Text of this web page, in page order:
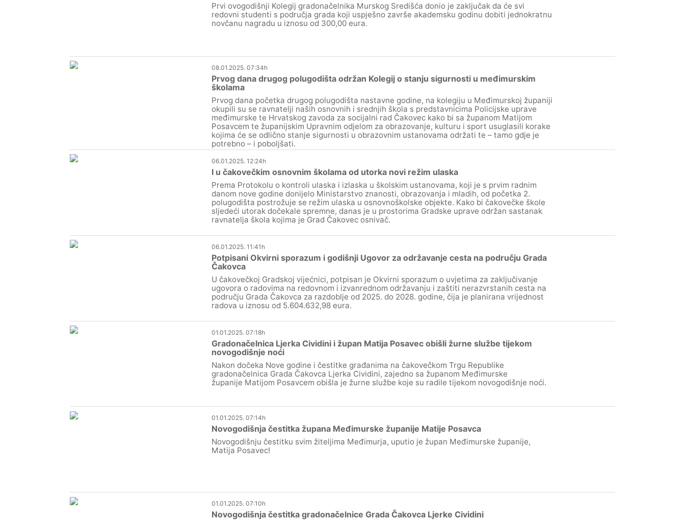
Prvi ovogodišnji Kolegij gradonačelnika Murskog Središća donio je zaključak da će svi
redovni studenti s područja grada koji uspješno završe akademsku godinu dobiti jednokratnu
novčanu nagradu u iznosu od 300,00 eura.
08.01.2025. 07:34h
Prvog dana drugog polugodišta održan Kolegij o stanju sigurnosti u međimurskim
školama
Prvog dana početka drugog polugodišta nastavne godine, na kolegiju u Međimurskoj županiji
okupili su se ravnatelji naših osnovnih i srednjih škola s predstavnicima Policijske uprave
međimurske te Hrvatskog zavoda za socijalni rad Čakovec kako bi sa županom Matijom
Posavcem te županijskim Upravnim odjelom za obrazovanje, kulturu i sport usuglasili korake
kojima će se odlično stanje sigurnosti u obrazovnim ustanovama održati te – tamo gdje je
potrebno – i poboljšati.
06.01.2025. 12:24h
I u čakovečkim osnovnim školama od utorka novi režim ulaska
Prema Protokolu o kontroli ulaska i izlaska u školskim ustanovama, koji je s prvim radnim
danom nove godine donijelo Ministarstvo znanosti, obrazovanja i mladih, od početka 2.
polugodišta postrožuje se režim ulaska u osnovnoškolske objekte. Kako bi čakovečke škole
sljedeći utorak dočekale spremne, danas je u prostorima Gradske uprave održan sastanak
ravnatelja škola kojima je Grad Čakovec osnivač.
06.01.2025. 11:41h
Potpisani Okvirni sporazum i godišnji Ugovor za održavanje cesta na području Grada
Čakovca
U čakovečkoj Gradskoj vijećnici, potpisan je Okvirni sporazum o uvjetima za zaključivanje
ugovora o radovima na redovnom i izvanrednom održavanju i zaštiti nerazvrstanih cesta na
području Grada Čakovca za razdoblje od 2025. do 2028. godine, čija je planirana vrijednost
radova u iznosu od 5.604.632,98 eura.
01.01.2025. 07:18h
Gradonačelnica Ljerka Cividini i župan Matija Posavec obišli žurne službe tijekom
novogodišnje noći
Nakon dočeka Nove godine i čestitke građanima na čakovečkom Trgu Republike
gradonačelnica Grada Čakovca Ljerka Cividini, zajedno sa županom Međimurske
županije Matijom Posavcem obišla je žurne službe koje su radile tijekom novogodišnje noći.
01.01.2025. 07:14h
Novogodišnja čestitka župana Međimurske županije Matije Posavca
Novogodišnju čestitku svim žiteljima Međimurja, uputio je župan Međimurske županije,
Matija Posavec!
01.01.2025. 07:10h
Novogodišnja čestitka gradonačelnice Grada Čakovca Ljerke Cividini